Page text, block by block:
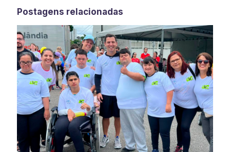
Postagens relacionadas